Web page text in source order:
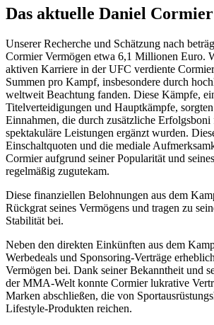
Das aktuelle Daniel
Unserer Recherche und Schätzung nach
Cormier Vermögen etwa 6,1 Millionen Euro.
aktiven Karriere in der UFC verdiente
Summen pro Kampf, insbesondere durch
weltweit Beachtung fanden. Diese Kämpfe,
Titelverteidigungen und Hauptkämpfe,
Einnahmen, die durch zusätzliche Erfolgsboni
spektakuläre Leistungen ergänzt wurden.
Einschaltquoten und die mediale
Cormier aufgrund seiner Popularität und
regelmäßig zugutekam.
Diese finanziellen Belohnungen aus dem
Rückgrat seines Vermögens und tragen zu
Stabilität bei.
Neben den direkten Einkünften aus dem
Werbedeals und Sponsoring-Verträge
Vermögen bei. Dank seiner Bekanntheit und
der MMA-Welt konnte Cormier lukrative
Marken abschließen, die von
Lifestyle-Produkten reichen.